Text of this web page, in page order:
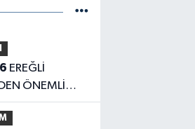
ÖNEMLİ